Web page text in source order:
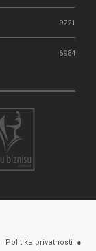
9221
6984
Politika privatnosti